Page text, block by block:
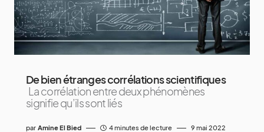
De bien étranges corrélations scientifiques
La corrélation entre deux phénomènes
signifie qu’ils sont liés
par Amine El Bied 4 minutes de lecture 9 mai 2022